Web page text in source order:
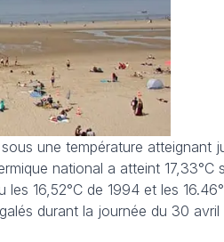
une température atteignant
national a atteint 17,33°C
16,52°C de 1994 et les
durant la journée du 30